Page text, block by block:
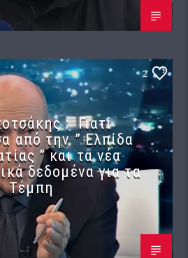
2
: Γιατί
από την ” Ελπίδα
” και τα νέα
δεδομένα για τα
Τέμπη